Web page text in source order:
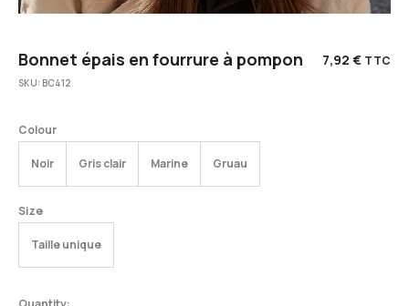
Bonnet épais en fourrure à pompon 7,92 € TTC
SKU: BC412
Colour
Noir Gris clair Marine Gruau
Size
Taille unique